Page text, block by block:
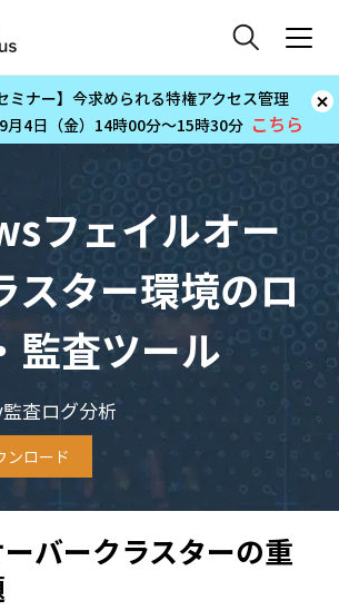
ミナー】今求められる特権アクセス管理
9月4日（金）14時00分～15時30分 こちら
フェイルオー
スター環境のロ
監査ツール
査ログ分析
ンロード
バークラスターの重